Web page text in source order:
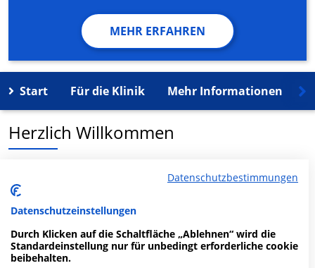
MEHR ERFAHREN
Start Für die Klinik Mehr Informationen
Herzlich Willkommen
MVZ KfH-Gesundheitszentrum Emmering-Dachau
Dialysezweigpraxis Dachau in der Dr.-Hiller-Str. 33 ist
Mehr Informationen
Datenschutzbestimmungen
Datenschutzeinstellungen
Durch Klicken auf die Schaltfläche „Ablehnen“ wird die
Standardeinstellung nur für unbedingt erforderliche cookie
beibehalten.